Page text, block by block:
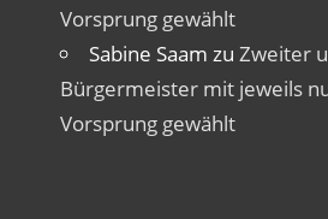
Vorsprung gewählt
Sabine Saam zu Zweiter
Bürgermeister mit jeweils
Vorsprung gewählt